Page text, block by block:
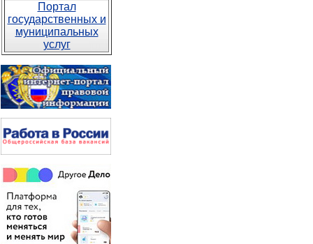
Портал
государственных и
муниципальных
услуг